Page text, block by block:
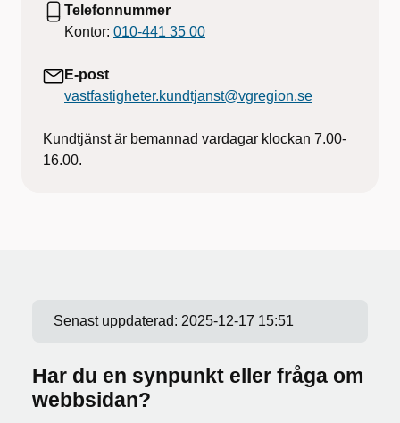
Telefonnummer
Kontor: 010-441 35 00
E-post
vastfastigheter.kundtjanst@vgregion.se
Kundtjänst är bemannad vardagar klockan 7.00-
16.00.
Senast uppdaterad: 2025-12-17 15:51
Har du en synpunkt eller fråga om
webbsidan?